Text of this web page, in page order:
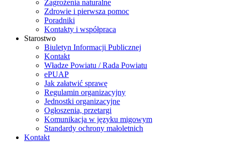
Zagrożenia naturalne
Zdrowie i pierwsza pomoc
Poradniki
Kontakty i współpraca
Starostwo
Biuletyn Informacji Publicznej
Kontakt
Władze Powiatu / Rada Powiatu
ePUAP
Jak załatwić sprawę
Regulamin organizacyjny
Jednostki organizacyjne
Ogłoszenia, przetargi
Komunikacja w języku migowym
Standardy ochrony małoletnich
Kontakt